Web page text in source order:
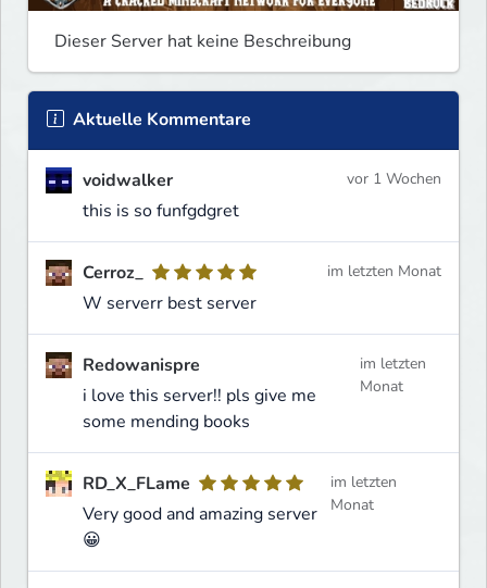
Dieser Server hat keine Beschreibung
Aktuelle Kommentare
voidwalker
this is so funfgdgret
vor 1 Wochen
Cerroz_
W serverr best server
im letzten Monat
Redowanispre
i love this server!! pls give me
some mending books
im letzten
Monat
RD_X_FLame
Very good and amazing server
😀
im letzten
Monat